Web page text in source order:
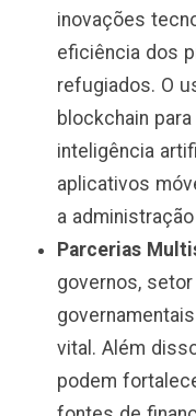
inovações
eficiência dos
refugiados. O
blockchain
inteligência
aplicativos
a
Parcerias
governos,
vital. Além
podem